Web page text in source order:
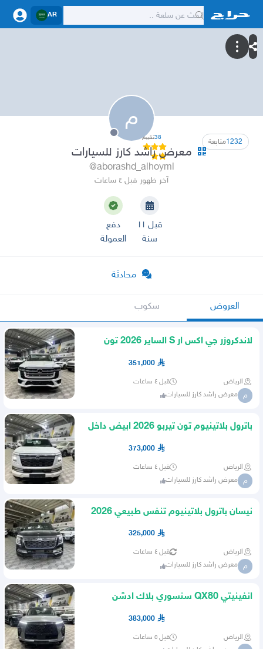
AR
م
1232متابعة 38تقييم
معرض راشد كارز للسيارات
@aborashd_alhoyml
آخر ظهور قبل ٤ ساعات
قبل ١١
سنة
دفع
العمولة
محادثة
العروض سكوب
لاندكروزر جي اكس ار S الساير 2026 تون
351,000
الرياض قبل ٤ ساعات
م معرض راشد كارز للسيارات
باترول بلاتينيوم تون تيربو 2026 ابيض داخل
373,000
الرياض قبل ٤ ساعات
م معرض راشد كارز للسيارات
نيسان باترول بلاتينيوم تنفس طبيعي 2026
325,000
الرياض قبل ٤ ساعات
م معرض راشد كارز للسيارات
انفينيتي QX80 سنسوري بلاك ادشن
383,000
الرياض قبل ٥ ساعات